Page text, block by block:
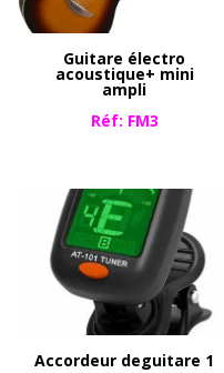
Guitare électro
acoustique+ mini
ampli
Réf: FM3
Accordeur deguitare 1